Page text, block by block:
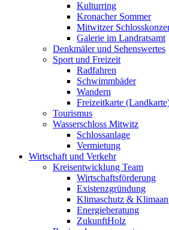
Kulturring
Kronacher Sommer
Mitwitzer
Galerie im Landratsamt
Denkmäler und Sehenswertes
Sport und Freizeit
Radfahren
Schwimmbäder
Wandern
Freizeitkarte
Tourismus
Wasserschloss Mitwitz
Schlossanlage
Vermietung
Wirtschaft und Verkehr
Kreisentwicklung Team
Wirtschaftsförderung
Existenzgründung
Klimaschutz &
Energieberatung
ZukunftHolz